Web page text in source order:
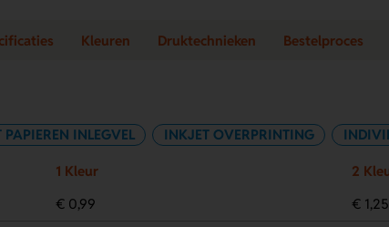
Kleuren Druktechnieken Bestelproces
INLEGVEL INKJET OVERPRINTING
1 Kleur
2
€ 0,99
€ 1,25